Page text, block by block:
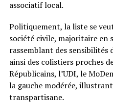
associatif local.
Politiquement, la liste se
société civile, majoritaire en
rassemblant des
ainsi des colistiers proches
Républicains, l’UDI, le
la gauche modérée,
transpartisane.